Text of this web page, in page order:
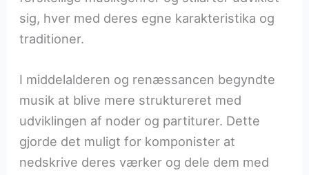
sig, hver med deres egne karakteristika og
traditioner.
I middelalderen og renæssancen begyndte
musik at blive mere struktureret med
udviklingen af noder og partiturer. Dette
gjorde det muligt for komponister at
nedskrive deres værker og dele dem med